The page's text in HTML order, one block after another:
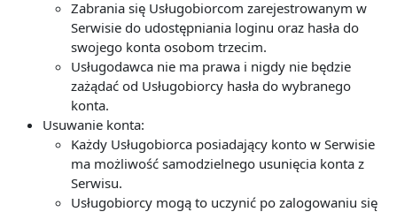
Zabrania się Usługobiorcom zarejestrowanym w
Serwisie do udostępniania loginu oraz hasła do
swojego konta osobom trzecim.
Usługodawca nie ma prawa i nigdy nie będzie
zażądać od Usługobiorcy hasła do wybranego
konta.
Usuwanie konta:
Każdy Usługobiorca posiadający konto w Serwisie
ma możliwość samodzielnego usunięcia konta z
Serwisu.
Usługobiorcy mogą to uczynić po zalogowaniu się